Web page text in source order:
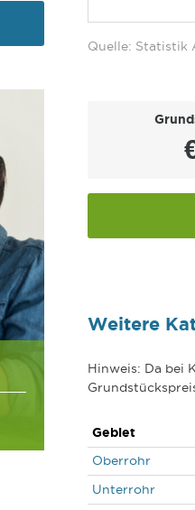
Quelle: Statistik
Weitere
Hinweis: Da bei
Gebiet
Oberrohr
Unterrohr